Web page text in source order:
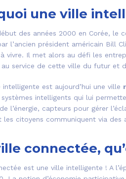
quoi une ville
des années 2000 en Corée, le
l’ancien président américain Bill
vivre. Il met alors au défi les
service de cette ville du futur et
intelligente est aujourd’hui une ville
intelligents qui lui
l’énergie, capteurs pour gérer
les citoyens communiquent via
connectée,
est une ville intelligente ! A